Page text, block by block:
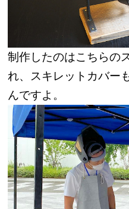
制作したのはこちらの
れ、スキレットカバー
んですよ。